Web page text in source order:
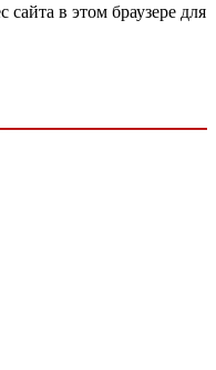
в этом браузере для